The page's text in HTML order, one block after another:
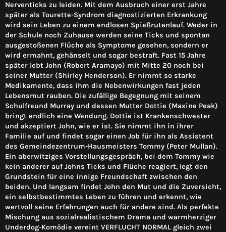
Nerventicks zu leiden. Mit dem Ausbruch einer erst Jahre
später als Tourette-Syndrom diagnostizierten Erkrankung
wird sein Leben zu einem endlosen Spießrutenlauf. Weder in
der Schule noch Zuhause werden seine Ticks und spontan
ausgestoßenen Flüche als Symptome gesehen, sondern er
wird ermahnt, gehänselt und sogar bestraft. Fast 15 Jahre
später lebt John (Robert Aramayo) mit Mitte 20 noch bei
seiner Mutter (Shirley Henderson). Er nimmt so starke
Medikamente, dass ihm die Nebenwirkungen fast jeden
Lebensmut rauben. Die zufällige Begegnung mit seinem
Schulfreund Murray und dessen Mutter Dottie (Maxine Peak)
bringt endlich eine Wendung. Dottie ist Krankenschwester
und akzeptiert John, wie er ist. Sie nimmt ihn in ihrer
Familie auf und findet sogar einen Job für ihn als Assistent
des Gemeindezentrum-Hausmeisters Tommy (Peter Mullan).
Ein aberwitziges Vorstellungsgespräch, bei dem Tommy wie
kein anderer auf Johns Ticks und Flüche reagiert, legt den
Grundstein für eine innige Freundschaft zwischen den
beiden. Und langsam findet John den Mut und die Zuversicht,
ein selbstbestimmtes Leben zu führen und erkennt, wie
wertvoll seine Erfahrungen auch für andere sind. Als perfekte
Mischung aus sozialrealistischem Drama und warmherziger
Underdog-Komödie vereint VERFLUCHT NORMAL gleich zwei